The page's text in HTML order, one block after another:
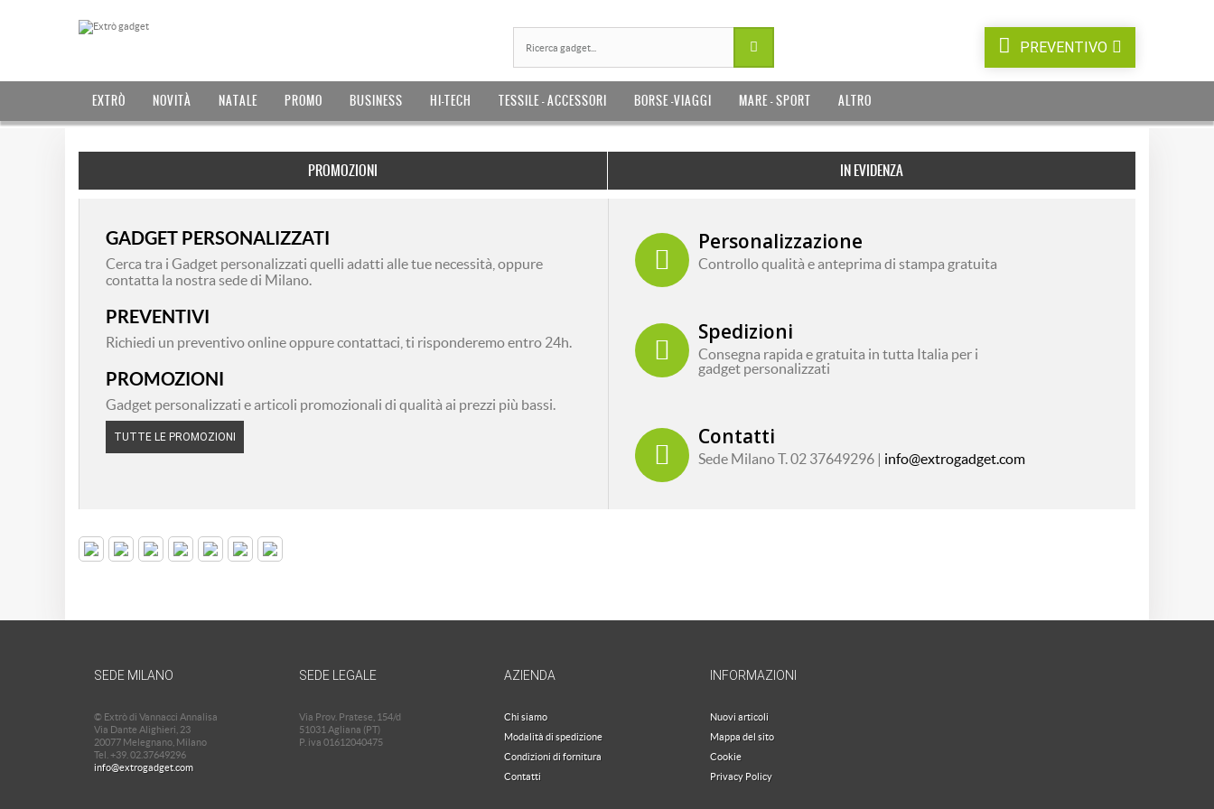
PREVENTIVO
EXTRÒ NOVITÀ NATALE PROMO BUSINESS HI-TECH TESSILE - ACCESSORI BORSE -VIAGGI MARE - SPORT ALTRO
PROMOZIONI IN EVIDENZA
TOUCHSCREEN
EMO9355 CARICABATTERIE...
GADGET PERSONALIZZATI
Cerca tra i Gadget personalizzati quelli adatti alle tue necessità, oppure
contatta la nostra sede di Milano.
PREVENTIVI
Richiedi un preventivo online oppure contattaci, ti risponderemo entro 24h.
PROMOZIONI
Gadget personalizzati e articoli promozionali di qualità ai prezzi più bassi.
TUTTE LE PROMOZIONI
Personalizzazione
Controllo qualità e anteprima di stampa gratuita
Spedizioni
Consegna rapida e gratuita in tutta Italia per i
gadget personalizzati
Contatti
Sede Milano T. 02 37649296 | info@extrogadget.com
SEDE MILANO
© Extrò di Vannacci Annalisa
Via Dante Alighieri, 23
20077 Melegnano, Milano
Tel. +39. 02.37649296
info@extrogadget.com
SEDE LEGALE
Via Prov. Pratese, 154/d
51031 Agliana (PT)
P. iva 01612040475
AZIENDA
Chi siamo
Modalità di spedizione
Condizioni di fornitura
Contatti
INFORMAZIONI
Nuovi articoli
Mappa del sito
Cookie
Privacy Policy